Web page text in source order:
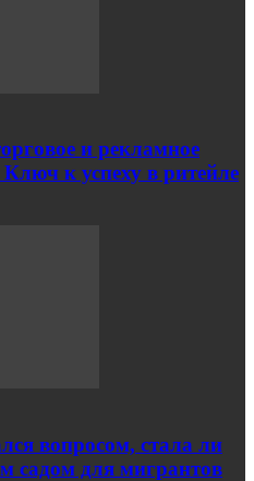
и рекламное
к успеху в ритейле
вопросом, стала ли
садом для мигрантов